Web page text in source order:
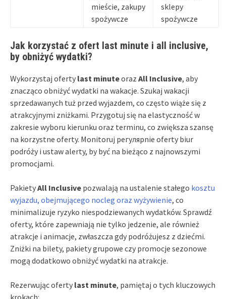
mieście, zakupy
spożywcze
sklepy
spożywcze
Jak korzystać z ofert last minute i all inclusive,
by obniżyć wydatki?
Wykorzystaj oferty last minuteoraz All Inclusive, aby
znacząco obniżyć wydatki na wakacje. Szukaj wakacji
sprzedawanych tuż przed wyjazdem, co często wiąże się z
atrakcyjnymi zniżkami. Przygotuj się na elastyczność w
zakresie wyboru kierunku oraz terminu, co zwiększa szansę
na korzystne oferty. Monitoruj регулярnie oferty biur
podróży i ustaw alerty, by być na bieżąco z najnowszymi
promocjami.
PakietyAll Inclusive pozwalają na ustalenie stałego kosztu
wyjazdu, obejmującego nocleg oraz wyżywienie, co
minimalizuje ryzyko niespodziewanych wydatków. Sprawdź
oferty, które zapewniają nie tylko jedzenie, ale również
atrakcje i animacje, zwłaszcza gdy podróżujesz z dziećmi.
Zniżki na bilety, pakiety grupowe czy promocje sezonowe
mogą dodatkowo obniżyć wydatki na atrakcje.
Rezerwując oferty last minute, pamiętaj o tych kluczowych
krokach: